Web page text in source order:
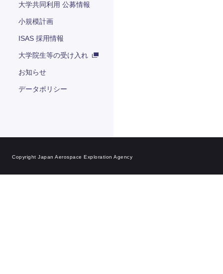
大学共同利用 公募情報
小規模計画
ISAS 採用情報
大学院生等の受け入れ
お知らせ
データポリシー
Copyright Japan Aerospace Exploration Agency